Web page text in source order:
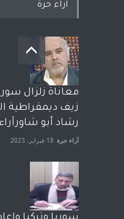
اراء حرة
معاناة زلزال
زيف ديمقراطية
رشاد أبو
آراء حرة 18 فبراير، 2023